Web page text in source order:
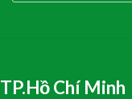
TP.Hồ Chí Minh